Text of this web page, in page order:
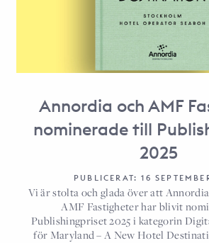
Annordia och AMF
nominerade till
2025
PUBLICERAT: 16
Vi är stolta och glada över att
AMF Fastigheter har blivit
Publishingpriset 2025 i kategorin
för Maryland – A New Hotel